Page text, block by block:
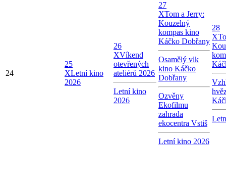
24
25
XLetní kino
2026
26
XVíkend
otevřených
ateliérů 2026
Letní kino
2026
27
XTom a Jerry:
Kouzelný
kompas kino
Káčko Dobřany
Osamělý vlk
kino Káčko
Dobřany
Ozvěny
Ekofilmu
zahrada
ekocentra Vstiš
Letní kino 2026
28
X